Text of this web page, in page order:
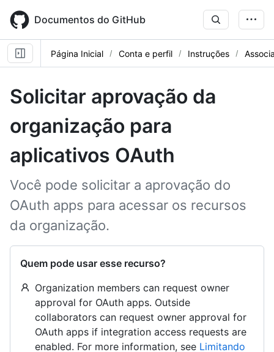
main
content
Documentos do GitHub
Página Inicial Conta e perfil Instruções
Solicitar aprovação da
organização para
aplicativos OAuth
Você pode solicitar a aprovação do
OAuth apps para acessar os recursos
da organização.
Quem pode usar esse recurso?
Organization members can request owner
approval for OAuth apps. Outside
collaborators can request owner approval for
OAuth apps if integration access requests are
enabled. For more information, see Limitando